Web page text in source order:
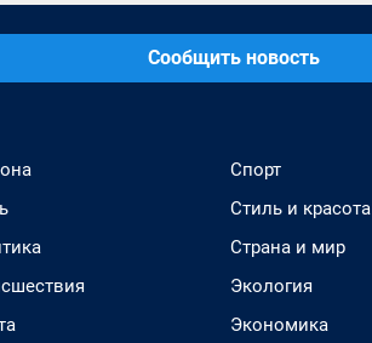
Сообщить новость
Спорт
Стиль и красота
Страна и мир
Экология
Экономика